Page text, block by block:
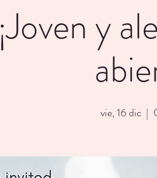
¡Joven y
vie, 16 dic
  |